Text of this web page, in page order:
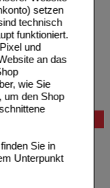
setzen
technisch
funktioniert.
und
an das
wie Sie
um den Shop
Sie in
Unterpunkt
Bestellvorgang